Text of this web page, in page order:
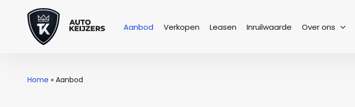
Aanbod Verkopen Leasen Inruilwaarde Over ons
Home » Aanbod